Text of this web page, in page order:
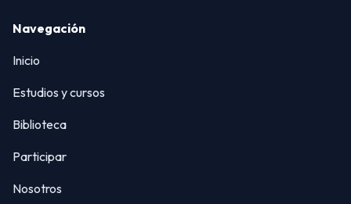
Navegación
Inicio
Estudios y cursos
Biblioteca
Participar
Nosotros